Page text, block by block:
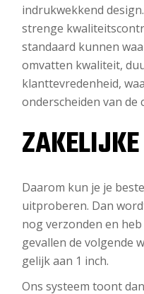
indrukwekkend
strenge
standaard kunnen
omvatten kwaliteit,
klanttevredenheid,
onderscheiden van de
ZAKELIJKE
Daarom kun je je
uitproberen. Dan
nog verzonden en
gevallen de volgende
gelijk aan 1 inch.
Ons systeem toont